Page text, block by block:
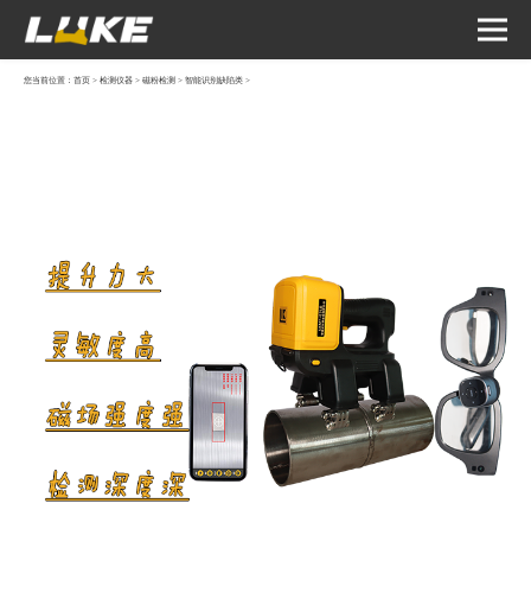
您当前位置： 首页 > 检测仪器 > 磁粉检测 > 智能识别缺陷类 >